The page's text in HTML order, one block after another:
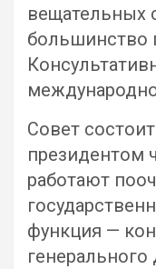
вещательных
большинство
Совет
президентом
работают
функция —
генерального